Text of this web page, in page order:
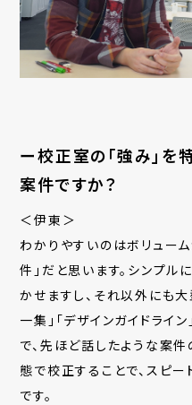
ー校正室の「強み」を
案件ですか？
＜伊東＞
わかりやすいのはボリュー
件」だと思います。シンプ
かせますし、それ以外にも
一集」「デザインガイドライ
で、先ほど話したような案
態で校正することで、スピ
です。